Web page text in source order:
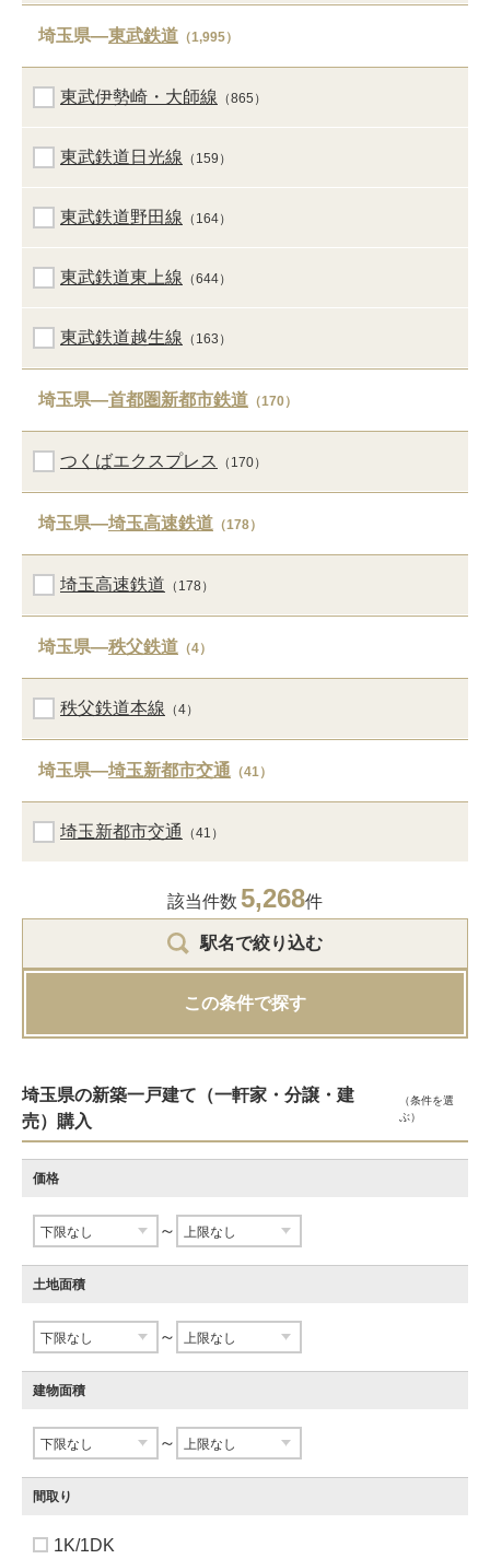
埼玉県―東武鉄道 （1,995）
東武伊勢崎・大師線 （865）
東武鉄道日光線 （159）
東武鉄道野田線 （164）
東武鉄道東上線 （644）
東武鉄道越生線 （163）
埼玉県―首都圏新都市鉄道 （170）
つくばエクスプレス （170）
埼玉県―埼玉高速鉄道 （178）
埼玉高速鉄道 （178）
埼玉県―秩父鉄道 （4）
秩父鉄道本線 （4）
埼玉県―埼玉新都市交通 （41）
埼玉新都市交通 （41）
該当件数 5,268件
駅名で絞り込む
この条件で探す
埼玉県の新築一戸建て（一軒家・分譲・建
売）購入
（条件を選
ぶ）
価格
～
土地面積
～
建物面積
～
間取り
1K/1DK